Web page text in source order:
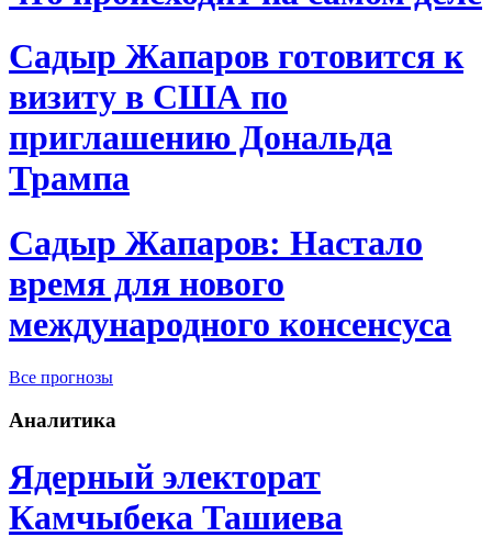
Садыр Жапаров готовится к
визиту в США по
приглашению Дональда
Трампа
Садыр Жапаров: Настало
время для нового
международного консенсуса
Все прогнозы
Аналитика
Ядерный электорат
Камчыбека Ташиева